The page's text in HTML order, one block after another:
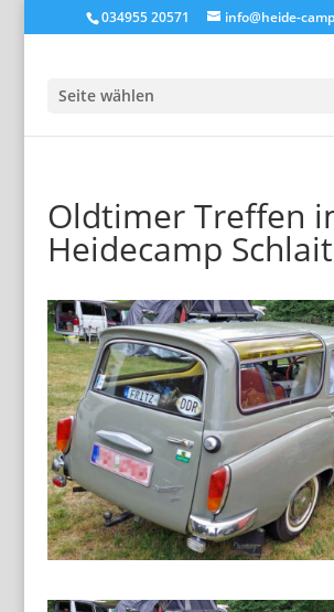
034955 20571 info@heide-
Seite wählen
Oldtimer Treffen
Heidecamp